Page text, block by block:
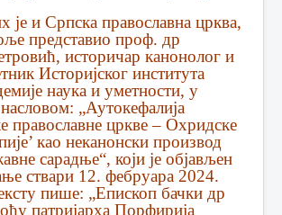
је и Српска православна црква,
представио проф. др
историчар канонолог и
Историјског института
наука и уметности, у
„Аутокефалија
православне цркве – Охридске
као неканонски производ
сарадње“, који је објављен
ствари 12. фебруара 2024.
пише: „Епископ бачки др
патријарха Порфирија